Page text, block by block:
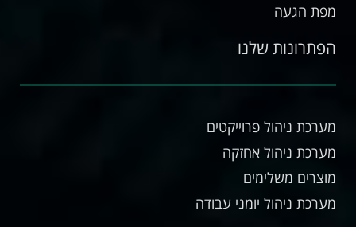
מפת הגעה
הפתרונות שלנו
מערכת ניהול פרוייקטים
מערכת ניהול אחזקה
מוצרים משלימים
מערכת ניהול יומני עבודה